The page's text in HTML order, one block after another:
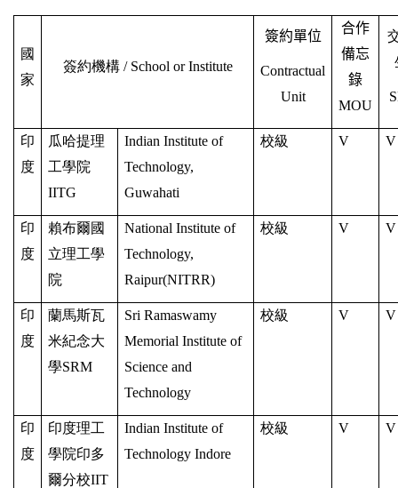
國
家
簽約機構/ School or Institute
簽約單位
Contractual
Unit
合作
備忘
錄
MOU
印
度
瓜哈提理
工學院
IITG
Indian Institute of
Technology,
Guwahati
校級 V V
印
度
賴布爾國
立理工學
院
National Institute of
Technology,
Raipur(NITRR)
校級 V V
印
度
蘭馬斯瓦
米紀念大
學SRM
Sri Ramaswamy
Memorial Institute of
Science and
Technology
校級 V V
印
度
印度理工
學院印多
爾分校IIT
Indian Institute of
Technology Indore
校級 V V